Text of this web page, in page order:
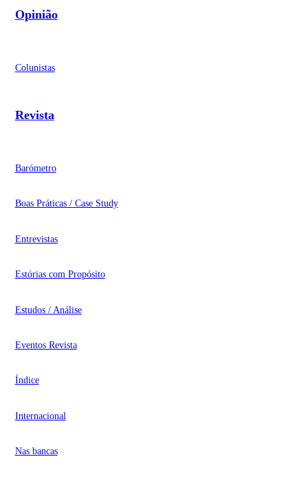
Opinião
Colunistas
Revista
Barómetro
Boas Práticas / Case Study
Entrevistas
Estórias com Propósito
Estudos / Análise
Eventos Revista
Índice
Internacional
Nas bancas